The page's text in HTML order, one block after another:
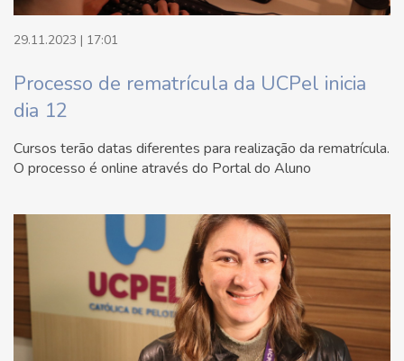
29.11.2023 | 17:01
Processo de rematrícula da UCPel inicia
dia 12
Cursos terão datas diferentes para realização da rematrícula.
O processo é online através do Portal do Aluno